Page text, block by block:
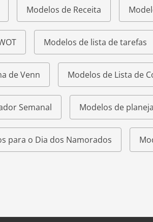
Modelos de Receita
Modelos de lista de tarefas
de Venn Modelos de Lista de
Semanal Modelos de
para o Dia dos Namorados